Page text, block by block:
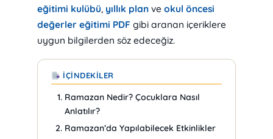
eğitimi kulübü, yıllık planve okul öncesi
değerler eğitimi PDF gibi aranan içeriklere
uygun bilgilerden söz edeceğiz.
İÇINDEKILER
Ramazan Nedir? Çocuklara Nasıl
Anlatılır?
Ramazan’da Yapılabilecek Etkinlikler